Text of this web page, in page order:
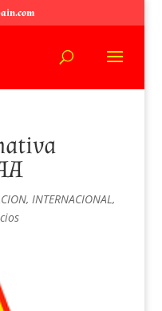
, INTERNACIONAL,